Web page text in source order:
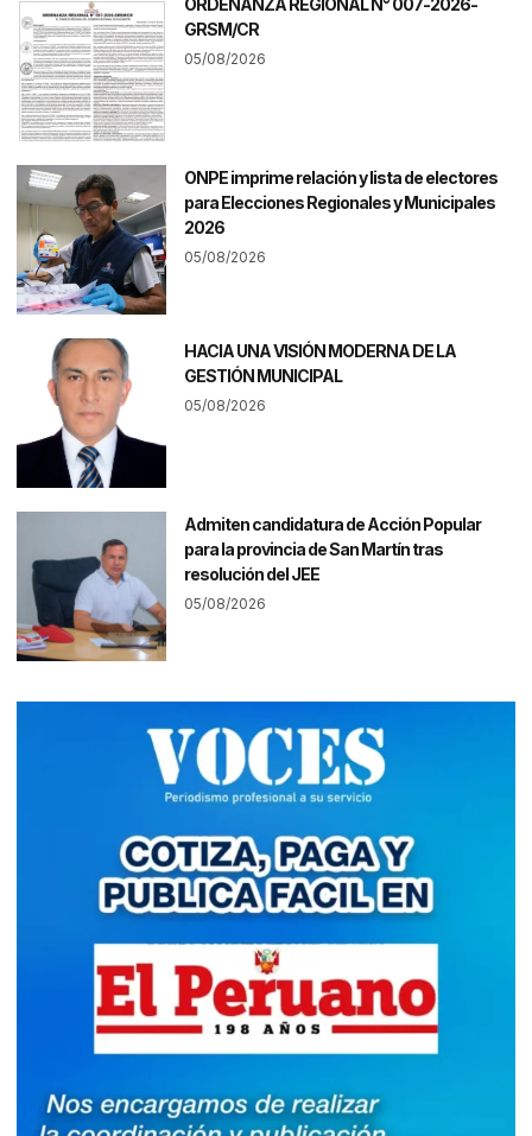
ORDENANZA REGIONAL N° 007-2026-
GRSM/CR
05/08/2026
ONPE imprime relación y lista de electores
para Elecciones Regionales y Municipales
2026
05/08/2026
HACIA UNA VISIÓN MODERNA DE LA
GESTIÓN MUNICIPAL
05/08/2026
Admiten candidatura de Acción Popular
para la provincia de San Martín tras
resolución del JEE
05/08/2026